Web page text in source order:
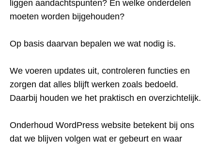
liggen aandachtspunten? En welke onderdelen
moeten worden bijgehouden?
Op basis daarvan bepalen we wat nodig is.
We voeren updates uit, controleren functies en
zorgen dat alles blijft werken zoals bedoeld.
Daarbij houden we het praktisch en overzichtelijk.
Onderhoud WordPress website betekent bij ons
dat we blijven volgen wat er gebeurt en waar